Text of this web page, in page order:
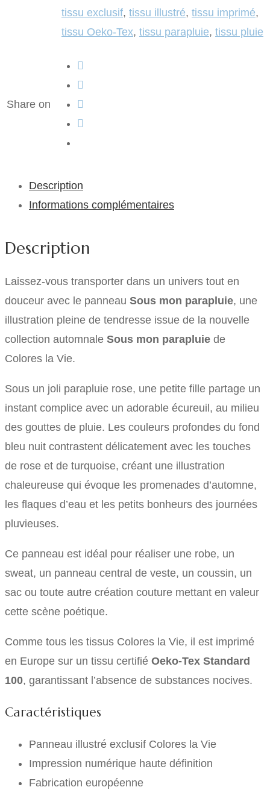
tissu exclusif, tissu illustré, tissu imprimé,
tissu Oeko-Tex, tissu parapluie, tissu pluie
Share on
Description
Informations complémentaires
Description
Laissez-vous transporter dans un univers tout en
douceur avec le panneau Sous mon parapluie, une
illustration pleine de tendresse issue de la nouvelle
collection automnale Sous mon parapluie de
Colores la Vie.
Sous un joli parapluie rose, une petite fille partage un
instant complice avec un adorable écureuil, au milieu
des gouttes de pluie. Les couleurs profondes du fond
bleu nuit contrastent délicatement avec les touches
de rose et de turquoise, créant une illustration
chaleureuse qui évoque les promenades d’automne,
les flaques d’eau et les petits bonheurs des journées
pluvieuses.
Ce panneau est idéal pour réaliser une robe, un
sweat, un panneau central de veste, un coussin, un
sac ou toute autre création couture mettant en valeur
cette scène poétique.
Comme tous les tissus Colores la Vie, il est imprimé
en Europe sur un tissu certifié Oeko-Tex Standard
100, garantissant l’absence de substances nocives.
Caractéristiques
Panneau illustré exclusif Colores la Vie
Impression numérique haute définition
Fabrication européenne